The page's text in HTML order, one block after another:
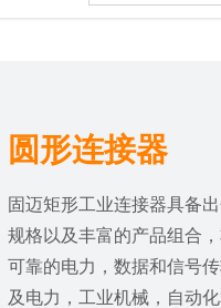
圆形连接器
固迈矩形工业连接器具备
规格以及丰富的产品组合
可靠的电力，数据和信号
及电力，工业机械，自动化